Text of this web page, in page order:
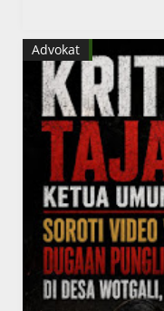
Advokat